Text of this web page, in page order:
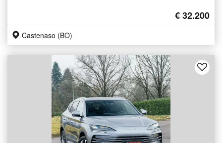
€ 32.200
Castenaso (BO)